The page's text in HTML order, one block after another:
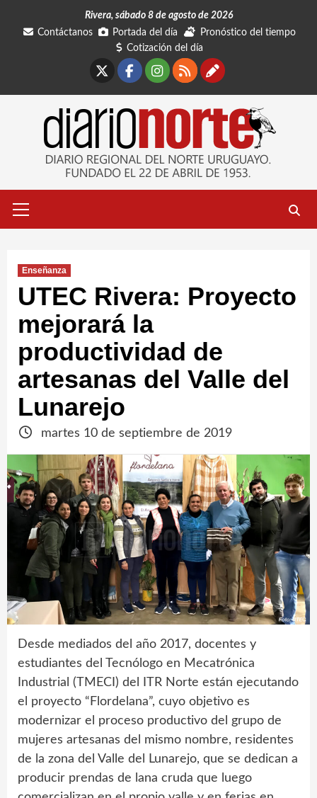
Rivera, sábado 8 de agosto de 2026
Contáctanos
Portada del día
Pronóstico del tiempo
Cotización del día
Facebook
Instagram
RSSContáctanos
primario
Enseñanza
UTEC Rivera: Proyecto
mejorará la
productividad de
artesanas del Valle del
Lunarejo
martes 10 de septiembre de 2019
Desde mediados del año 2017, docentes y
estudiantes del Tecnólogo en Mecatrónica
Industrial (TMECI) del ITR Norte están ejecutando
el proyecto “Flordelana”, cuyo objetivo es
modernizar el proceso productivo del grupo de
mujeres artesanas del mismo nombre, residentes
de la zona del Valle del Lunarejo, que se dedican a
producir prendas de lana cruda que luego